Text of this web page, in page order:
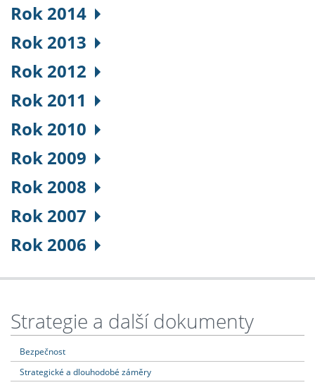
Rok 2014
Rok 2013
Rok 2012
Rok 2011
Rok 2010
Rok 2009
Rok 2008
Rok 2007
Rok 2006
Strategie a další dokumenty
Bezpečnost
Strategické a dlouhodobé záměry